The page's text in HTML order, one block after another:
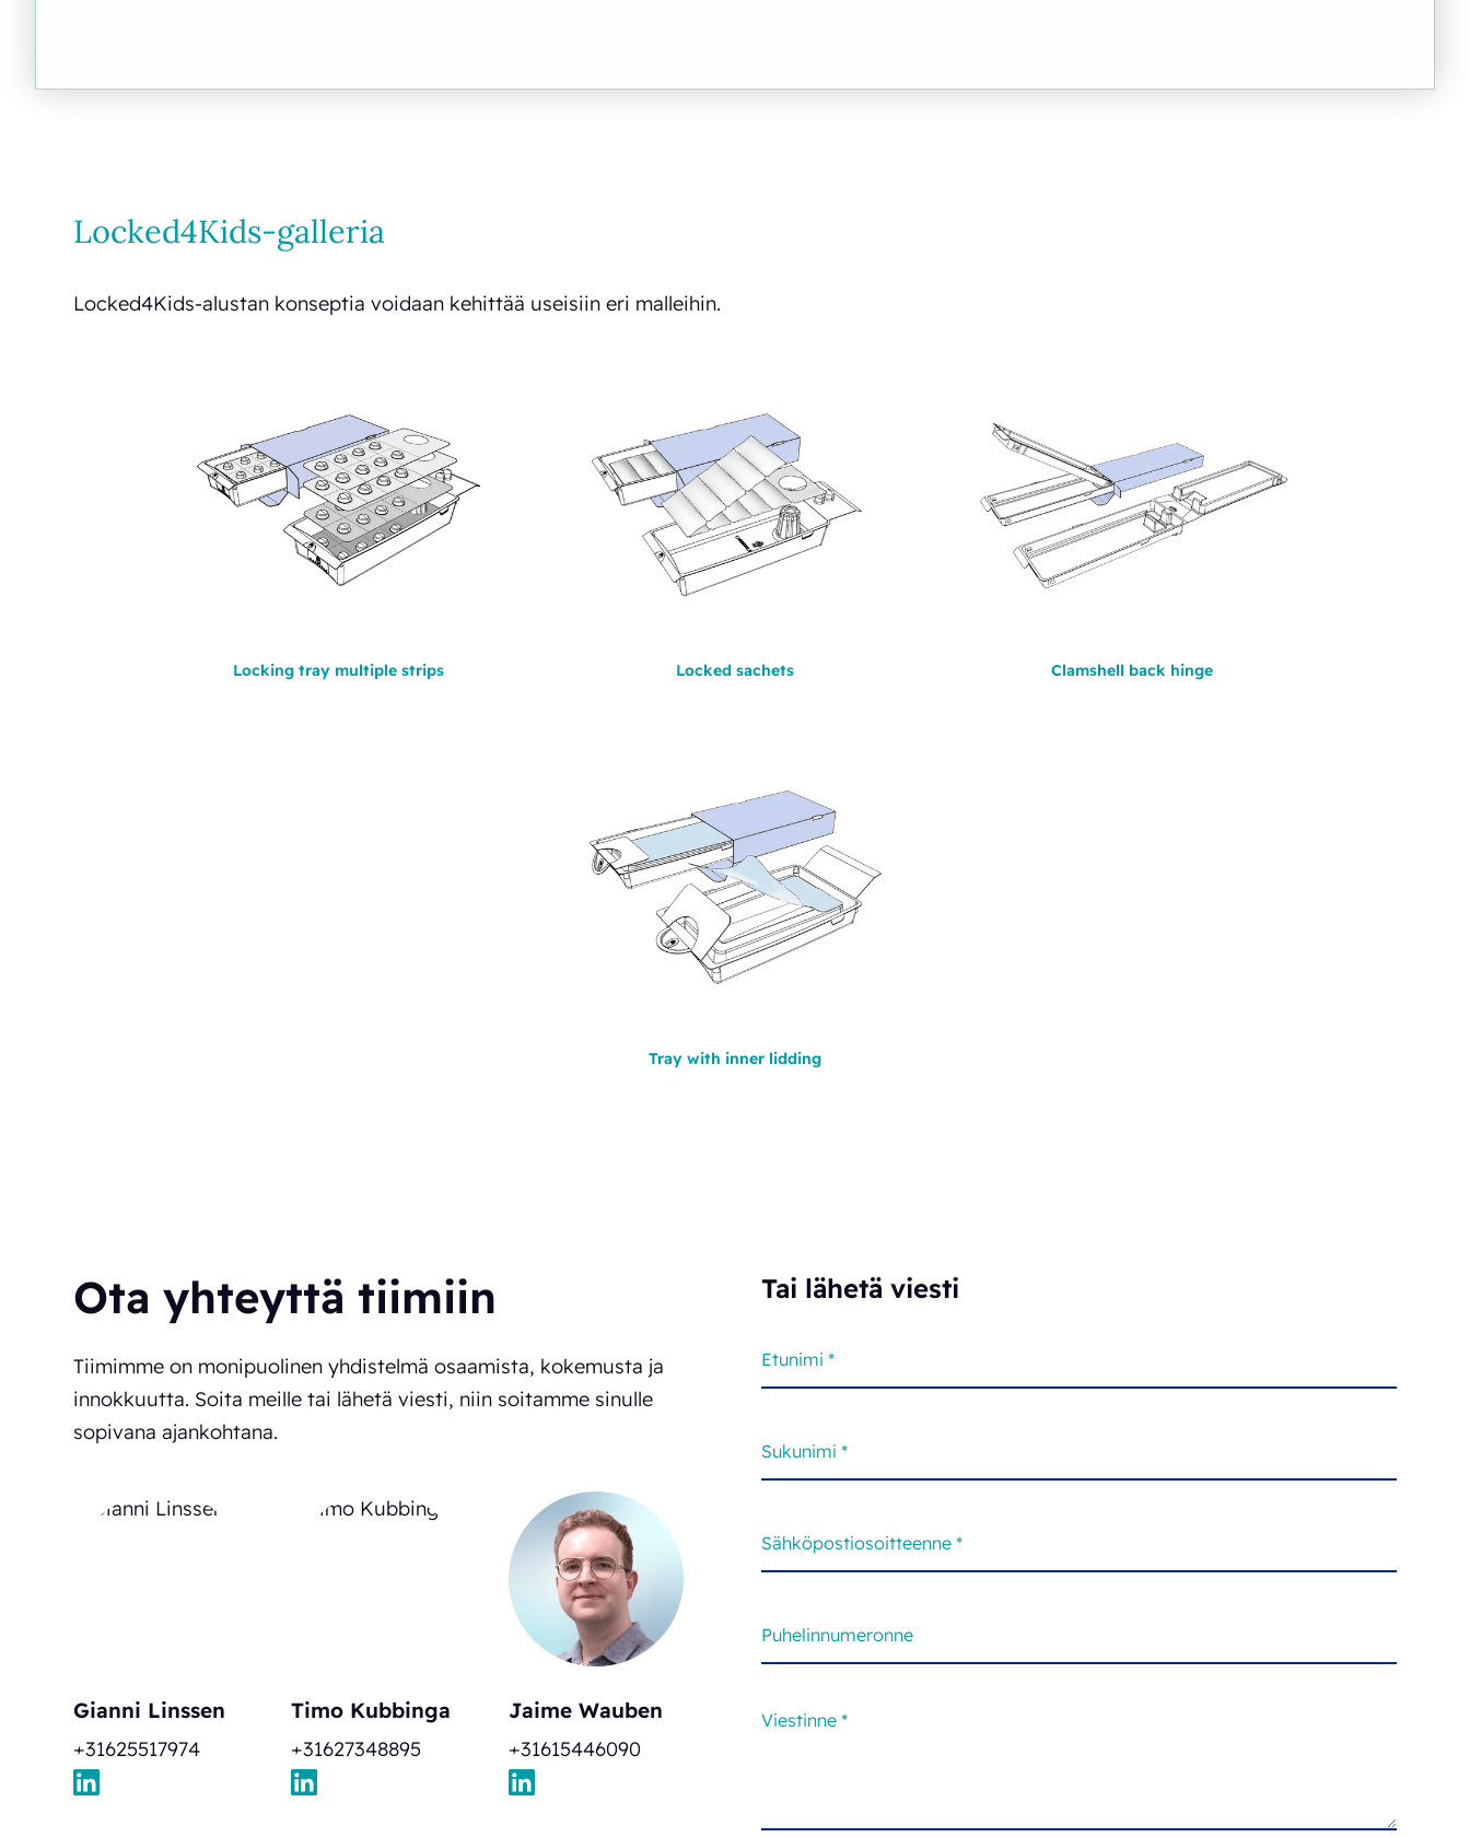
Locked4Kids-galleria
Locked4Kids-alustan konseptia voidaan kehittää useisiin eri malleihin.
Locking tray multiple strips Locked sachets Clamshell back hinge
Tray with inner lidding
Ota yhteyttä tiimiin
Tiimimme on monipuolinen yhdistelmä osaamista, kokemusta ja
innokkuutta. Soita meille tai lähetä viesti, niin soitamme sinulle
sopivana ajankohtana.
Gianni Linssen
+31625517974
Timo Kubbinga
+31627348895
Jaime Wauben
+31615446090
Tai lähetä viesti